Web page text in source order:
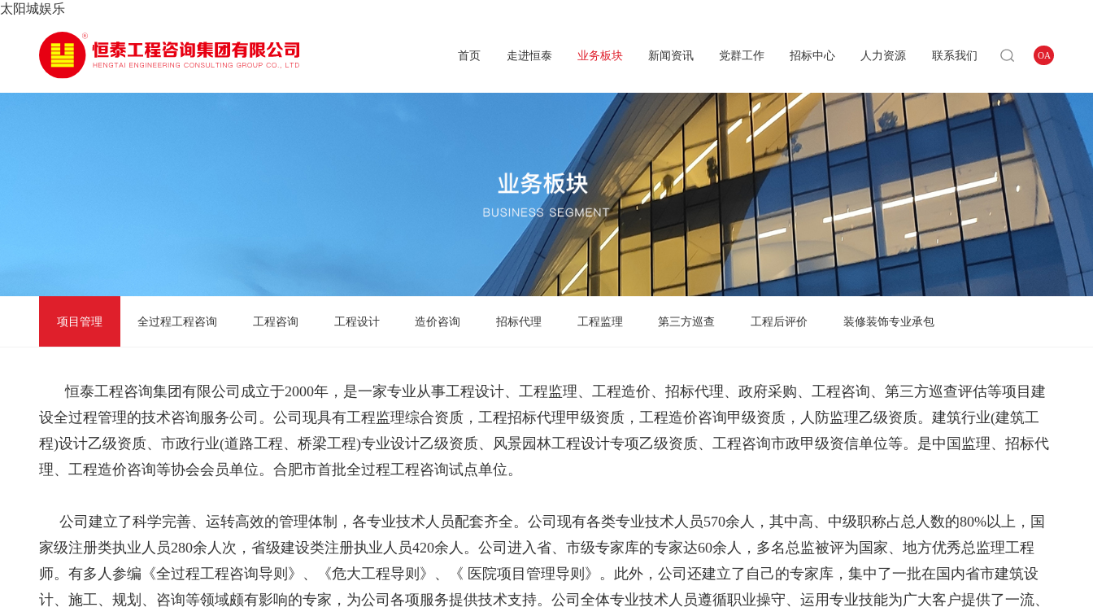
太阳城娱乐
首页 走进恒泰 业务板块 新闻资讯 党群工作 招标中心 人力资源 联系我们 OA
项目管理 全过程工程咨询 工程咨询 工程设计 造价咨询 招标代理 工程监理 第三方巡查 工程后评价 装修装饰专业承包
恒泰工程咨询集团有限公司成立于2000年，是一家专业从事工程设计、工程监理、工程造价、招标代理、政府采购、工程咨询、第三方巡查评估等项目建
设全过程管理的技术咨询服务公司。公司现具有工程监理综合资质，工程招标代理甲级资质，工程造价咨询甲级资质，人防监理乙级资质。建筑行业(建筑工
程)设计乙级资质、市政行业(道路工程、桥梁工程)专业设计乙级资质、风景园林工程设计专项乙级资质、工程咨询市政甲级资信单位等。是中国监理、招标代
理、工程造价咨询等协会会员单位。合肥市首批全过程工程咨询试点单位。
公司建立了科学完善、运转高效的管理体制，各专业技术人员配套齐全。公司现有各类专业技术人员570余人，其中高、中级职称占总人数的80%以上，国
家级注册类执业人员280余人次，省级建设类注册执业人员420余人。公司进入省、市级专家库的专家达60余人，多名总监被评为国家、地方优秀总监理工程
师。有多人参编《全过程工程咨询导则》、《危大工程导则》、《 医院项目管理导则》。此外，公司还建立了自己的专家库，集中了一批在国内省市建筑设
计、施工、规划、咨询等领域颇有影响的专家，为公司各项服务提供技术支持。公司全体专业技术人员遵循职业操守、运用专业技能为广大客户提供了一流、